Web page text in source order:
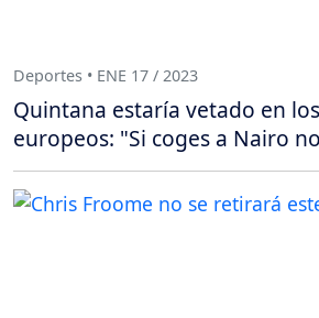
Deportes • ENE 17 / 2023
Quintana estaría vetado en
europeos: "Si coges a Nairo